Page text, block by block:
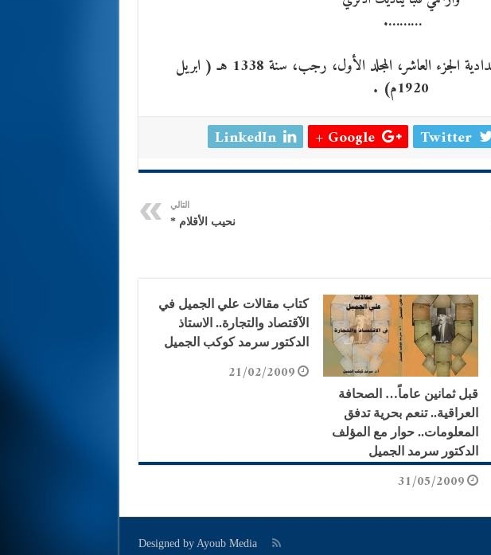
……….
* نشرت في مجلة اللسان البغدادية الجزء العاشر، المجلد الأول، رجب، سنة 1338 هـ ( ابريل
1920م) .
Twitter
Google +
LinkedIn
التالي
نحيب الأقلام *
قبل ثمانين عاماً… الصحافة
العراقية.. تنعم بحرية تدفق
المعلومات.. حوار مع المؤلف
الدكتور سرمد الجميل
31/05/2009
كتاب مقالات علي الجميل في
الآقتصاد والتجارة.. الاستاذ
الدكتور سرمد كوكب الجميل
21/02/2009
Designed by Ayoub Media